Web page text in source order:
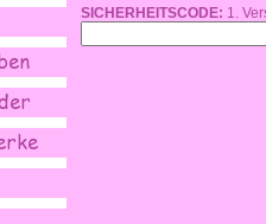
SICHERHEITSCODE: 1.